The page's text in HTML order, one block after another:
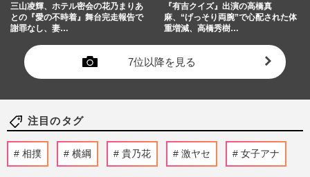
三山凌輝、ホテル密会の花乃まりあ
との『愛の不時着』舞台完走報告で
謝罪なし、妻…
『有吉クイズ』出演の高橋真
麻、“げっそり両腕”で心配された体
重増減、高橋秀樹…
7位以降を見る
注目のタグ
相撲 横綱 貴乃花 激ヤセ 女子アナ